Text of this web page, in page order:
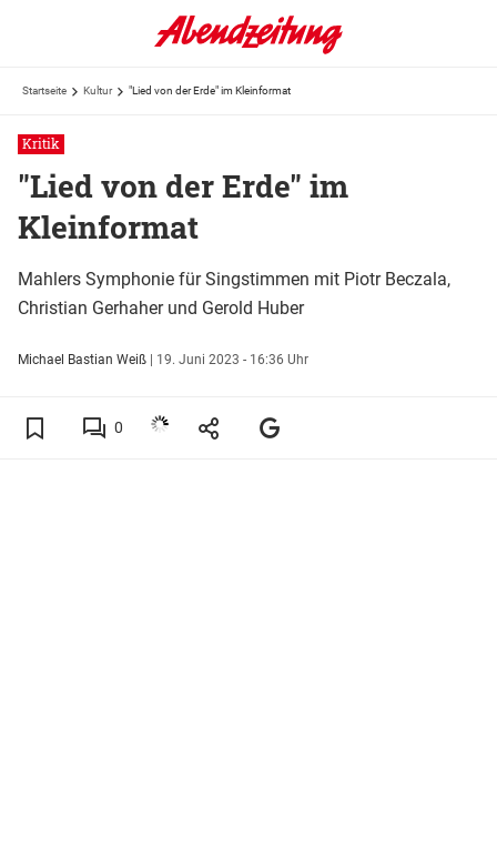
Startseite Kultur "Lied von der Erde" im Kleinformat
Kritik
"Lied von der Erde" im
Kleinformat
Mahlers Symphonie für Singstimmen mit Piotr Beczala,
Christian Gerhaher und Gerold Huber
Michael Bastian Weiß 19. Juni 2023 - 16:36 Uhr
0